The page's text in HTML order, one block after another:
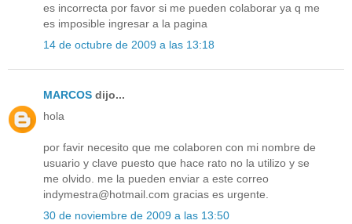
es incorrecta por favor si me pueden colaborar ya q me
es imposible ingresar a la pagina
14 de octubre de 2009 a las 13:18
MARCOS dijo...
hola
por favir necesito que me colaboren con mi nombre de
usuario y clave puesto que hace rato no la utilizo y se
me olvido. me la pueden enviar a este correo
indymestra@hotmail.com gracias es urgente.
30 de noviembre de 2009 a las 13:50